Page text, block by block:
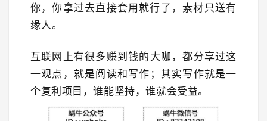
你，你拿过去直接套用就行了，素材只送有
缘人。
互联网上有很多赚到钱的大咖，都分享过这
一观点，就是阅读和写作；其实写作就是一
个复利项目，谁能坚持，谁就会受益。